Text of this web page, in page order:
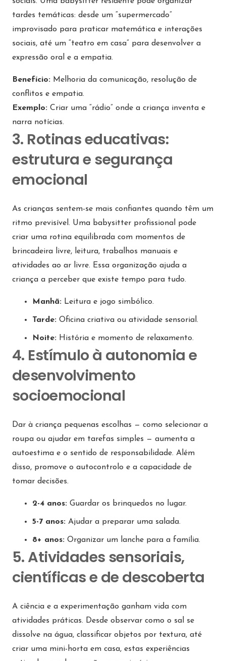
tardes temáticas: desde um “supermercado”
improvisado para praticar matemática e interações
sociais, até um “teatro em casa” para desenvolver a
expressão oral e a empatia.
Benefício: Melhoria da comunicação, resolução de
conflitos e empatia.
Exemplo: Criar uma “rádio” onde a criança inventa e
narra notícias.
3. Rotinas educativas:
estrutura e segurança
emocional
As crianças sentem-se mais confiantes quando têm um
ritmo previsível. Uma babysitter profissional pode
criar uma rotina equilibrada com momentos de
brincadeira livre, leitura, trabalhos manuais e
atividades ao ar livre. Essa organização ajuda a
criança a perceber que existe tempo para tudo.
Manhã: Leitura e jogo simbólico.
Tarde: Oficina criativa ou atividade sensorial.
Noite: História e momento de relaxamento.
4. Estímulo à autonomia e
desenvolvimento
socioemocional
Dar à criança pequenas escolhas — como selecionar a
roupa ou ajudar em tarefas simples — aumenta a
autoestima e o sentido de responsabilidade. Além
disso, promove o autocontrolo e a capacidade de
tomar decisões.
2-4 anos: Guardar os brinquedos no lugar.
5-7 anos: Ajudar a preparar uma salada.
8+ anos: Organizar um lanche para a família.
5. Atividades sensoriais,
científicas e de descoberta
A ciência e a experimentação ganham vida com
atividades práticas. Desde observar como o sal se
dissolve na água, classificar objetos por textura, até
criar uma mini-horta em casa, estas experiências